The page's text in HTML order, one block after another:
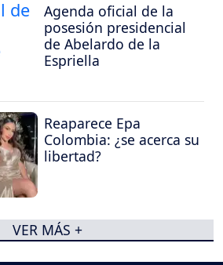
Agenda oficial de la
posesión presidencial
de Abelardo de la
Espriella
Reaparece Epa
Colombia: ¿se acerca su
libertad?
VER MÁS +